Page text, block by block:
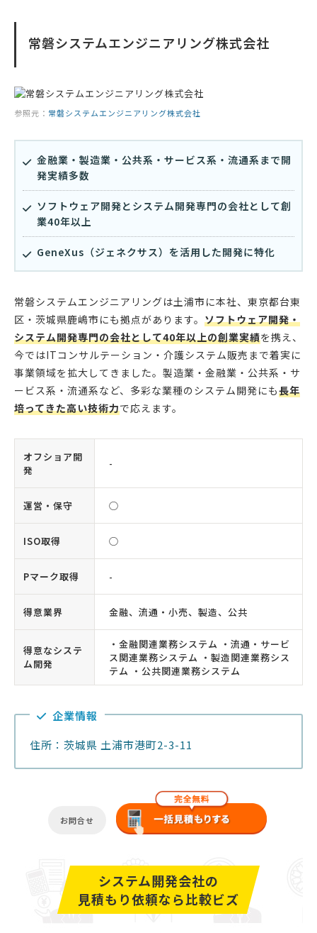
常磐システムエンジニアリング株式会社
参照元： 常磐システムエンジニアリング株式会社
金融業・製造業・公共系・サービス系・流通系まで開
発実績多数
ソフトウェア開発とシステム開発専門の会社として創
業40年以上
GeneXus（ジェネクサス）を活用した開発に特化
常磐システムエンジニアリングは土浦市に本社、東京都台東
区・茨城県鹿嶋市にも拠点があります。 ソフトウェア開発・
システム開発専門の会社として40年以上の創業実績を携え、
今ではITコンサルテーション・介護システム販売まで着実に
事業領域を拡大してきました。製造業・金融業・公共系・サ
ービス系・流通系など、多彩な業種のシステム開発にも長年
培ってきた高い技術力で応えます。
オフショア開
発
-
運営・保守 ◯
ISO取得 ◯
Pマーク取得 -
得意業界 金融、流通・小売、製造、公共
得意なシステ
ム開発
・金融関連業務システム ・流通・サービ
ス関連業務システム ・製造関連業務シス
テム ・公共関連業務システム
企業情報
住所：茨城県 土浦市港町2-3-11
お問合せ
システム開発会社の
見積もり依頼なら比較ビズ